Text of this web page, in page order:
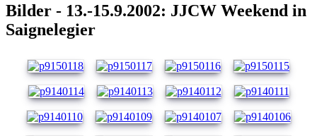
Bilder - 13.-15.9.2002: JJCW Weekend in
Saignelegier